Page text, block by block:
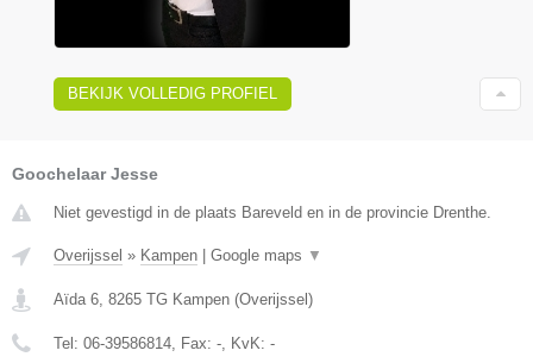
BEKIJK VOLLEDIG PROFIEL
Goochelaar Jesse
Niet gevestigd in de plaats Bareveld en in de provincie Drenthe.
Overijssel » Kampen Google maps ▼
Aïda 6, 8265 TG Kampen (Overijssel )
Tel: 06-39586814, Fax: -, KvK: -